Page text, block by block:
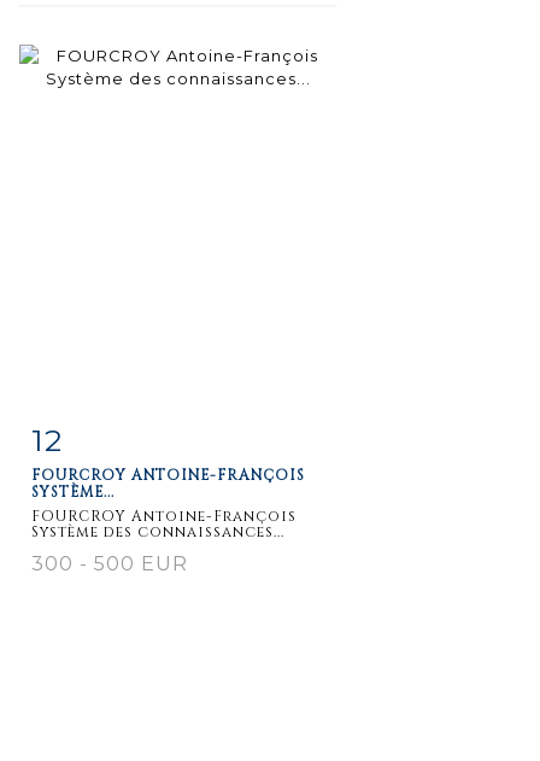
détaillée
12
FOURCROY ANTOINE-FRANÇOIS
SYSTÈME...
FOURCROY Antoine-François
Système des connaissances...
300 - 500 EUR